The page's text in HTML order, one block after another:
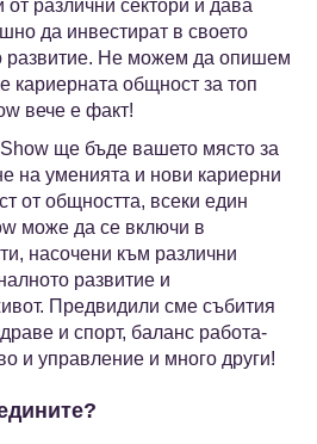
различни сектори и дава
да инвестират в своето
развитие. Не можем да опишем
кариерната общност за топ
вече е факт!
ще бъде вашето място за
на уменията и нови кариерни
от общността, всеки един
може да се включи в
насочени към различни
развитие и
Предвидили сме събития
и спорт, баланс работа-
и управление и много други!